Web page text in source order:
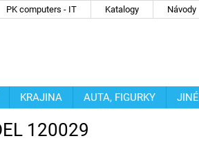
PK computers - IT Katalogy Návody
KRAJINA AUTA, FIGURKY JINÉ
120029